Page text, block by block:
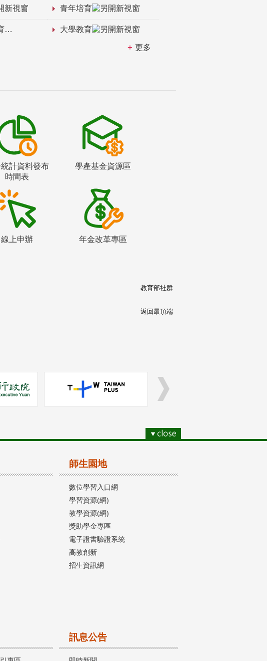
青年培育
大學教育
更多
計資料發布
時間表
學產基金資源區
線上申辦 年金改革專區
教育部社群
返回最頂端
師生園地
數位學習入口網
學習資源(網)
教學資源(網)
獎助學金專區
電子證書驗證系統
高教創新
招生資訊網
訊息公告